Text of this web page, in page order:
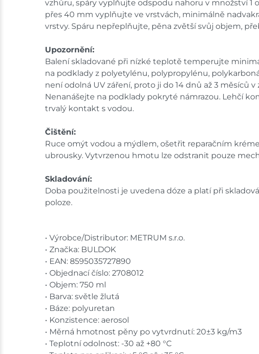
vzhůru, spáry vyplňujte odspodu nahoru v množství 1
přes 40 mm vyplňujte ve vrstvách, minimálně
vrstvy. Spáru nepřeplňujte, pěna zvětší svůj objem,
Upozornění:
Balení skladované při nízké teplotě temperujte
na podklady z polyetylénu, polypropylénu,
není odolná UV záření, proto ji do 14 dnů až 3
Nenanášejte na podklady pokryté námrazou. Lehčí
trvalý kontakt s vodou.
Čištění:
Ruce omýt vodou a mýdlem, ošetřit reparačním
ubrousky. Vytvrzenou hmotu lze odstranit pouze
Skladování:
Doba použitelnosti je uvedena dóze a platí při
poloze.
• Výrobce/Distributor: METRUM s.r.o.
• Značka: BULDOK
• EAN: 8595035727890
• Objednací číslo: 2708012
• Objem: 750 ml
• Barva: světle žlutá
• Báze: polyuretan
• Konzistence: aerosol
• Měrná hmotnost pěny po vytvrdnutí: 20±3 kg/m3
• Teplotní odolnost: -30 až +80 °C